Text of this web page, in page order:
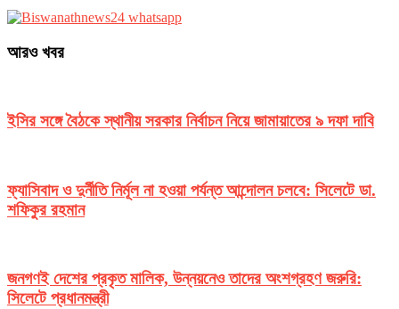
আরও খবর
ইসির সঙ্গে বৈঠকে স্থানীয় সরকার নির্বাচন নিয়ে জামায়াতের ৯ দফা দাবি
ফ্যাসিবাদ ও দুর্নীতি নির্মূল না হওয়া পর্যন্ত আন্দোলন চলবে: সিলেটে ডা.
শফিকুর রহমান
জনগণই দেশের প্রকৃত মালিক, উন্নয়নেও তাদের অংশগ্রহণ জরুরি:
সিলেটে প্রধানমন্ত্রী